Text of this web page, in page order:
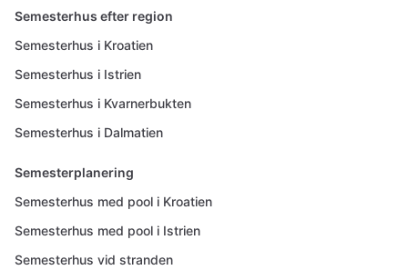
Semesterhus efter region
Semesterhus i Kroatien
Semesterhus i Istrien
Semesterhus i Kvarnerbukten
Semesterhus i Dalmatien
Semesterplanering
Semesterhus med pool i Kroatien
Semesterhus med pool i Istrien
Semesterhus vid stranden